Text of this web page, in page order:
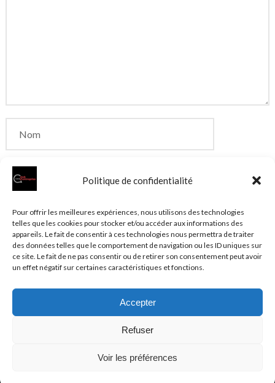
Politique de confidentialité
Pour offrir les meilleures expériences, nous utilisons des technologies
telles que les cookies pour stocker et/ou accéder aux informations des
appareils. Le fait de consentir à ces technologies nous permettra de traiter
des données telles que le comportement de navigation ou les ID uniques sur
ce site. Le fait de ne pas consentir ou de retirer son consentement peut avoir
un effet négatif sur certaines caractéristiques et fonctions.
Accepter
Refuser
Voir les préférences
Enregistrer mon nom, mon e-mail et mon site dans
le navigateur pour mon prochain commentaire.
Actualité au sens large
Plan du site